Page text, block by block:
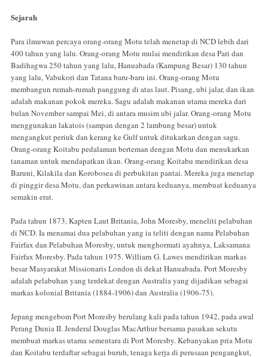
Sejarah
Para ilmuwan percaya orang-orang Motu telah menetap di NCD lebih dari
400 tahun yang lalu. Orang-orang Motu mulai mendirikan desa Pari dan
Badihagwa 250 tahun yang lalu, Hanuabada (Kampung Besar) 130 tahun
yang lalu, Vabukori dan Tatana baru-baru ini. Orang-orang Motu
membangun rumah-rumah panggung di atas laut. Pisang, ubi jalar, dan ikan
adalah makanan pokok mereka. Sagu adalah makanan utama mereka dari
bulan November sampai Mei, di antara musim ubi jalar. Orang-orang Motu
menggunakan lakatois (sampan dengan 2 lambung besar) untuk
mengangkut periuk dan kerang ke Gulf untuk ditukarkan dengan sagu.
Orang-orang Koitabu pedalaman berteman dengan Motu dan menukarkan
tanaman untuk mendapatkan ikan. Orang-orang Koitabu mendirikan desa
Baruni, Kilakila dan Korobosea di perbukitan pantai. Mereka juga menetap
di pinggir desa Motu, dan perkawinan antara keduanya, membuat keduanya
semakin erat.
Pada tahun 1873, Kapten Laut Britania, John Moresby, meneliti pelabuhan
di NCD. Ia menamai dua pelabuhan yang ia teliti dengan nama Pelabuhan
Fairfax dan Pelabuhan Moresby, untuk menghormati ayahnya, Laksamana
Fairfax Moresby. Pada tahun 1975. Williarn G. Lawes mendirikan markas
besar Masyarakat Missionaris London di dekat Hanuabada. Port Moresby
adalah pelabuhan yang terdekat dengan Australia yang dijadikan sebagai
markas kolonial Britania (1884-1906) dan Australia (1906-75).
Jepang mengebom Port Moresby berulang kali pada tahun 1942, pada awal
Perang Dunia II. Jenderal Douglas MacArthur bersama pasukan sekutu
membuat markas utama sementara di Port Moresby. Kebanyakan pria Motu
dan Koitabu terdaftar sebagai buruh, tenaga kerja di perusaan pengangkut,